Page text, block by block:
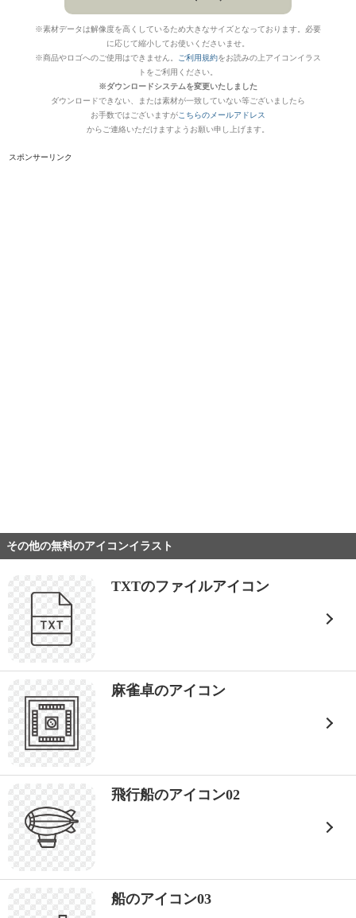
※素材データは解像度を高くしているため大きなサイズとなっております。必要
に応じて縮小してお使いくださいませ。
※商品やロゴへのご使用はできません。
ご利用規約をお読みの上アイコンイラス
トをご利用ください。
※ダウンロードシステムを変更いたしました
ダウンロードできない、または素材が一致していない等ございましたら
お手数ではございますがこちらのメールアドレス
からご連絡いただけますようお願い申し上げます。
スポンサーリンク
その他の無料のアイコンイラスト
TXTのファイルアイコン
麻雀卓のアイコン
飛行船のアイコン02
船のアイコン03